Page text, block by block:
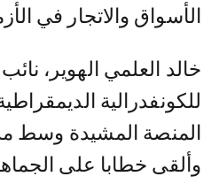
الأسواق والاتجار في
خالد العلمي الهوير،
للكونفدرالية
المنصة المشيدة وسط
وألقى خطابا على